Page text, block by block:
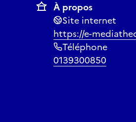
À propos
Site internet
https://e-
Téléphone
0139300850